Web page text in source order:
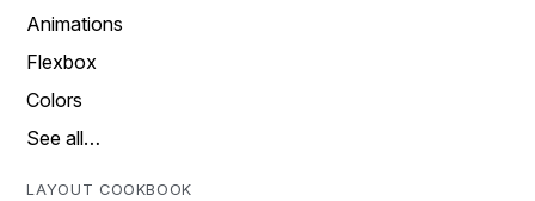
Animations
Flexbox
Colors
See all…
LAYOUT COOKBOOK